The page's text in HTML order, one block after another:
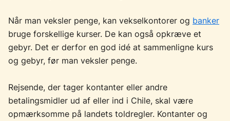
Når man veksler penge, kan vekselkontorer og banker
bruge forskellige kurser. De kan også opkræve et
gebyr. Det er derfor en god idé at sammenligne kurs
og gebyr, før man veksler penge.
Rejsende, der tager kontanter eller andre
betalingsmidler ud af eller ind i Chile, skal være
opmærksomme på landets toldregler. Kontanter og